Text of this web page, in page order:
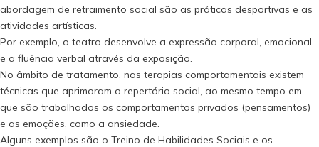
abordagem de retraimento social são as práticas desportivas e as
atividades artísticas.
Por exemplo, o teatro desenvolve a expressão corporal, emocional
e a fluência verbal através da exposição.
No âmbito de tratamento, nas terapias comportamentais existem
técnicas que aprimoram o repertório social, ao mesmo tempo em
que são trabalhados os comportamentos privados (pensamentos)
e as emoções, como a ansiedade.
Alguns exemplos são o Treino de Habilidades Sociais e os